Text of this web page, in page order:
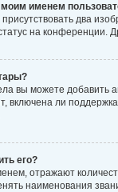
именем
два
на конференции.
вы можете добавить
включена ли
его?
отражают
наименования